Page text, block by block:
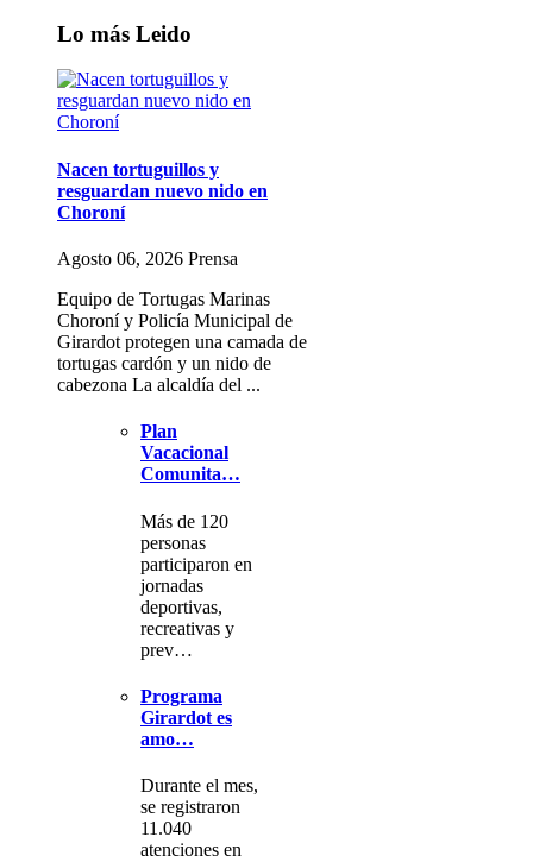
Lo más Leido
Nacen tortuguillos y
resguardan nuevo nido en
Choroní
Agosto 06, 2026 Prensa
Equipo de Tortugas Marinas
Choroní y Policía Municipal de
Girardot protegen una camada de
tortugas cardón y un nido de
cabezona La alcaldía del ...
Plan
Vacacional
Comunita…
Más de 120
personas
participaron en
jornadas
deportivas,
recreativas y
prev…
Programa
Girardot es
amo…
Durante el mes,
se registraron
11.040
atenciones en